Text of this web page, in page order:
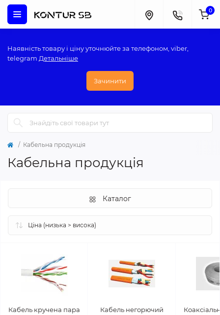
Наявність товару і ціну уточнюйте за телефоном, viber,
telegram Детальніше
Зачинити
0
Кабельна продукція
Кабельна продукція
Каталог
Кабель кручена пара
Кабель негорючий